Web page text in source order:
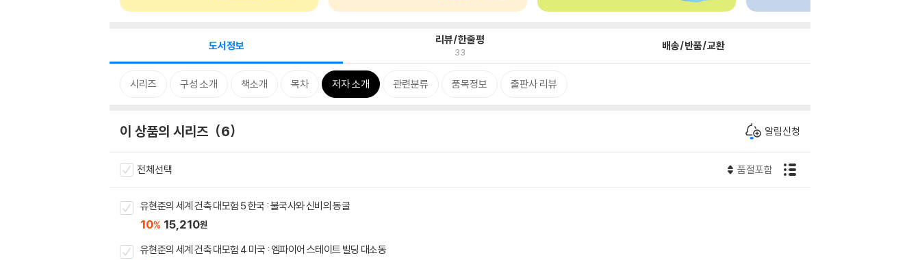
도서정보 리뷰/한줄평
33 배송/반품/교환
시리즈 구성 소개 책소개 목차 저자 소개 관련분류 품목정보 출판사 리뷰
이 상품의 시리즈 6 알림신청
전체선택 품절포함
유현준의 세계 건축 대모험 5 한국 : 불국사와 신비의 동굴
10% 15,210원
유현준의 세계 건축 대모험 4 미국 : 엠파이어 스테이트 빌딩 대소동